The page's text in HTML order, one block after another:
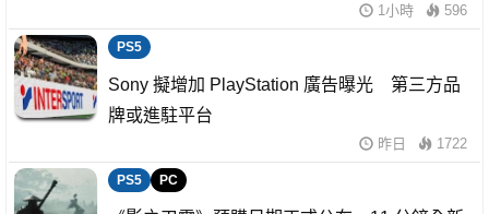
1小時 596
PS5
Sony 擬增加 PlayStation 廣告曝光 第三方品
牌或進駐平台
昨日 1722
PS5 PC